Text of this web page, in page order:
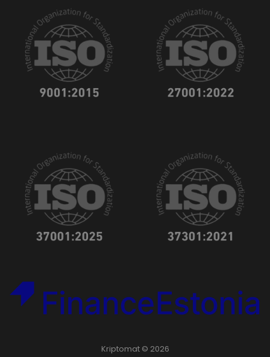
Kriptomat © 2026